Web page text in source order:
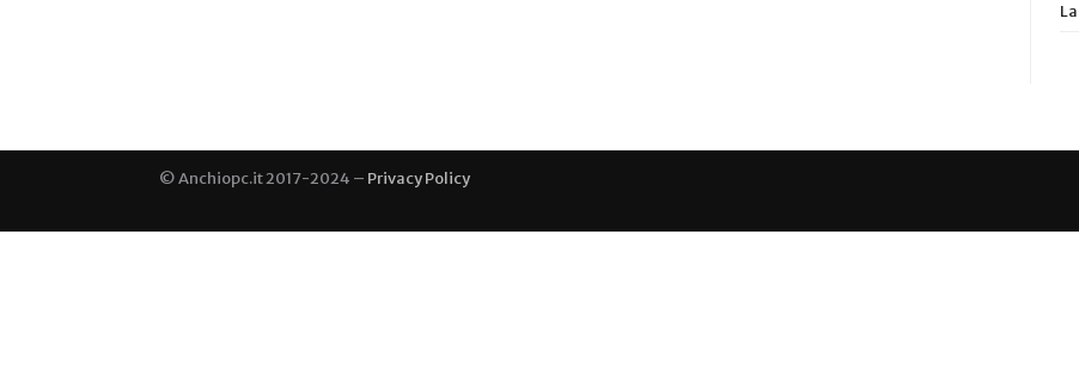
© Anchiopc.it 2017-2024 – Privacy Policy